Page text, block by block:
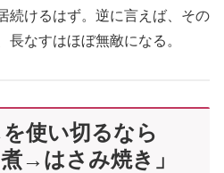
続けるはず。逆に言えば、その
なすはほぼ無敵になる。
使い切るなら
→はさみ焼き」